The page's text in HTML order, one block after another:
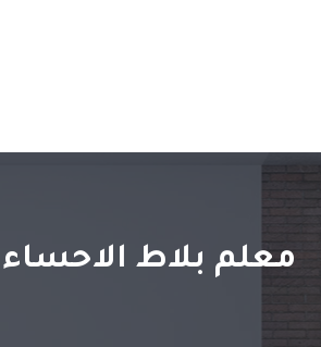
معلم بلاط الاحساء